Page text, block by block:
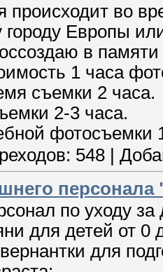
происходит во
Европы
в
1 часа
съемки 2 часа.
2-3 часа.
фотосъемки
548
по уходу за
для детей от 0
для